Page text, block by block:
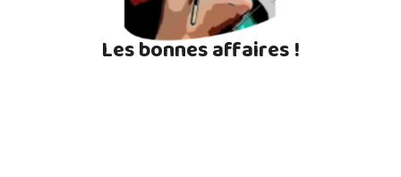
Les bonnes affaires !